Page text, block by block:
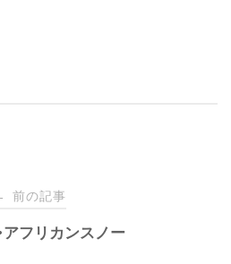
前の記事
アフリカンスノー